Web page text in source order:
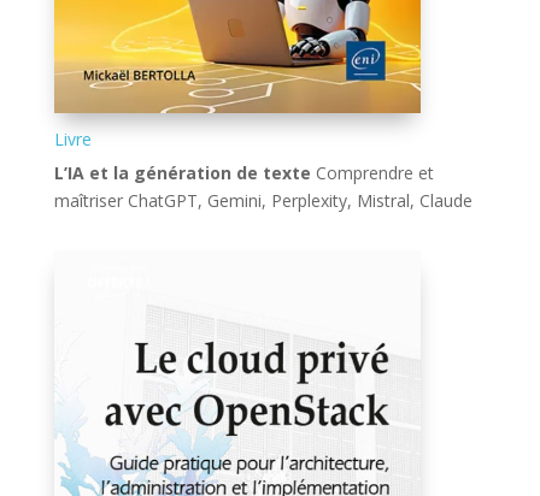
Livre
L’IA et la génération de texte Comprendre et
maîtriser ChatGPT, Gemini, Perplexity, Mistral, Claude